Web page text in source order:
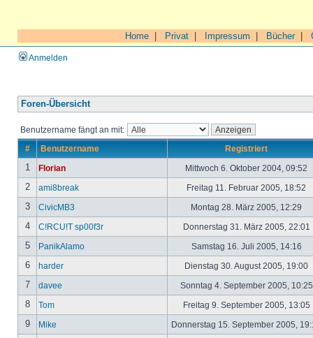
Home Privat Impressum Bücher|
Anmelden
Foren-Übersicht
Benutzername fängt an mit:
# Benutzername Registriert
1 Florian Mittwoch 6. Oktober 2004, 09:52
2 ami8break Freitag 11. Februar 2005, 18:52
3 CivicMB3 Montag 28. März 2005, 12:29
4 C!RCU!T sp00f3r Donnerstag 31. März 2005, 22:01
5 PanikAlamo Samstag 16. Juli 2005, 14:16
6 harder Dienstag 30. August 2005, 19:00
7 davee Sonntag 4. September 2005,
8 Tom Freitag 9. September 2005, 13:05
9 Mike Donnerstag 15. September 2005,